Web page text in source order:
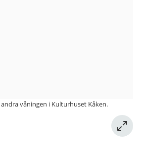
våningen i Kulturhuset Kåken.